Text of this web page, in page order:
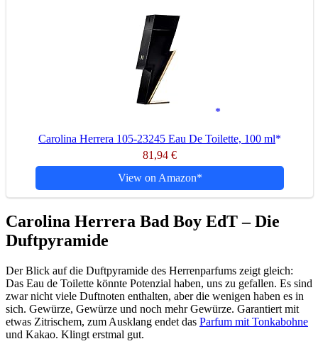
Riechstoffe in Parfüm
Menü
Menü
Carolina Herrera 105-23245 Eau De Toilette, 100 ml
81,94 €
View on Amazon
Carolina Herrera Bad Boy EdT – Die
Duftpyramide
Der Blick auf die Duftpyramide des Herrenparfums zeigt gleich:
Das Eau de Toilette könnte Potenzial haben, uns zu gefallen. Es sind
zwar nicht viele Duftnoten enthalten, aber die wenigen haben es in
sich. Gewürze, Gewürze und noch mehr Gewürze. Garantiert mit
etwas Zitrischem, zum Ausklang endet das Parfum mit Tonkabohne
und Kakao. Klingt erstmal gut.